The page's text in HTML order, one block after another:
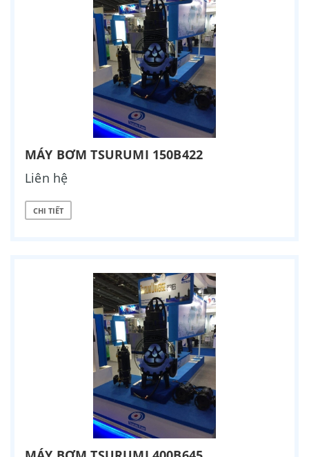
MÁY BƠM TSURUMI 150B422
Liên hệ
CHI TIẾT